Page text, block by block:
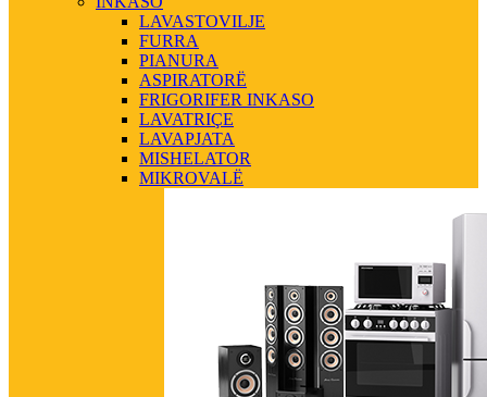
LAVASTOVILJE
FURRA
PIANURA
ASPIRATORË
FRIGORIFER INKASO
LAVATRIÇE
LAVAPJATA
MISHELATOR
MIKROVALË